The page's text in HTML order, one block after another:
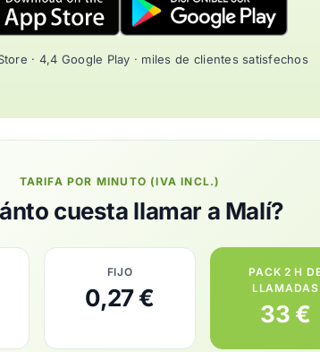
· 4,4 Google Play · miles de clientes satisfechos
TARIFA POR MINUTO (IVA INCL.)
cuesta llamar a Malí?
FIJO
0,27 €
PACK 2 H
LLAMADAS
33 €